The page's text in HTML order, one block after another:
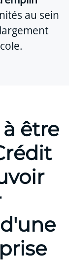
au sein
être